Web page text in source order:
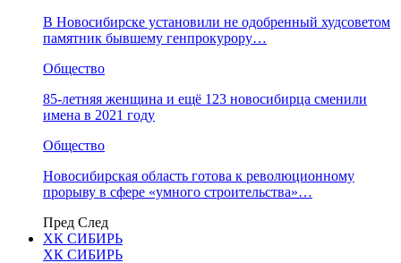
В Новосибирске установили не одобренный худсоветом
памятник бывшему генпрокурору…
Общество
85-летняя женщина и ещё 123 новосибирца сменили
имена в 2021 году
Общество
Новосибирская область готова к революционному
прорыву в сфере «умного строительства»…
Пред След
ХК СИБИРЬ
ХК СИБИРЬ